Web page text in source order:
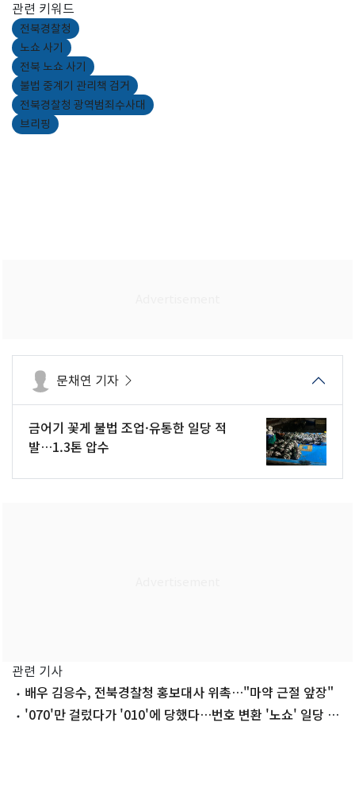
관련 키워드
전북경찰청
노쇼 사기
전북 노쇼 사기
불법 중계기 관리책 검거
전북경찰청 광역범죄수사대
브리핑
문채연 기자
금어기 꽃게 불법 조업·유통한 일당 적
발…1.3톤 압수
관련 기사
배우 김응수, 전북경찰청 홍보대사 위촉…"마약 근절 앞장"
'070'만 걸렀다가 '010'에 당했다…번호 변환 '노쇼' 일당 검